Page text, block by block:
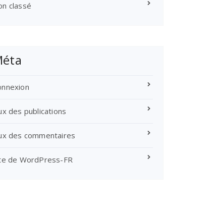
classé
des publications
des commentaires
de WordPress-FR